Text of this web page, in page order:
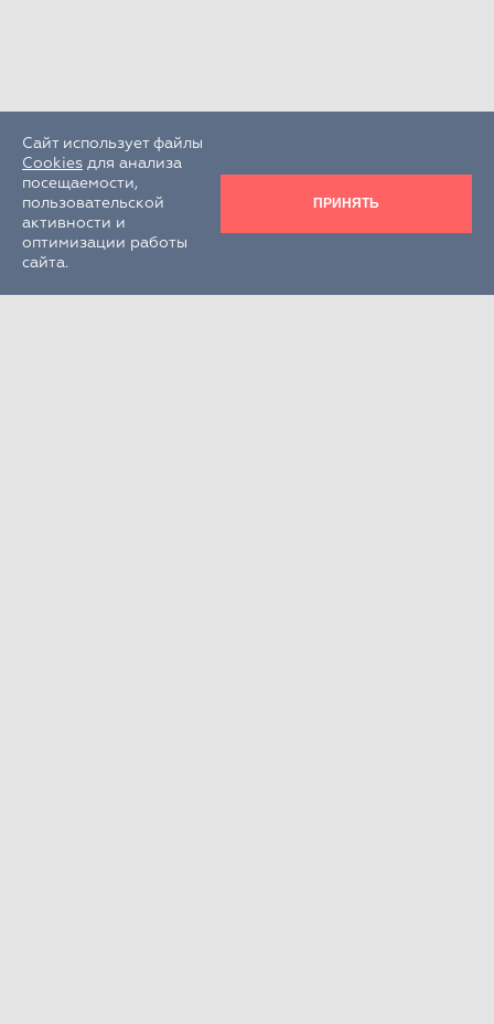
Сайт использует файлы
Cookies для анализа
посещаемости,
пользовательской
активности и
оптимизации работы
сайта.
ПРИНЯТЬ